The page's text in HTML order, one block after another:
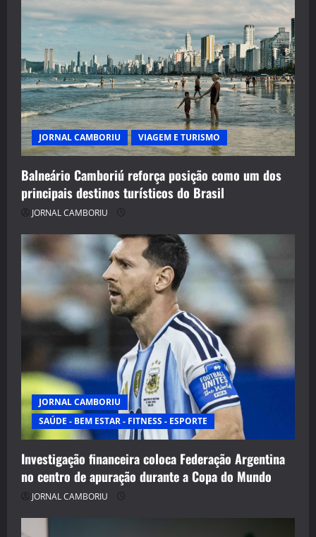
JORNAL CAMBORIU VIAGEM E TURISMO
Balneário Camboriú reforça posição como um dos
principais destinos turísticos do Brasil
JORNAL CAMBORIU
JORNAL CAMBORIU
SAÚDE - BEM ESTAR - FITNESS - ESPORTE
Investigação financeira coloca Federação Argentina
no centro de apuração durante a Copa do Mundo
JORNAL CAMBORIU